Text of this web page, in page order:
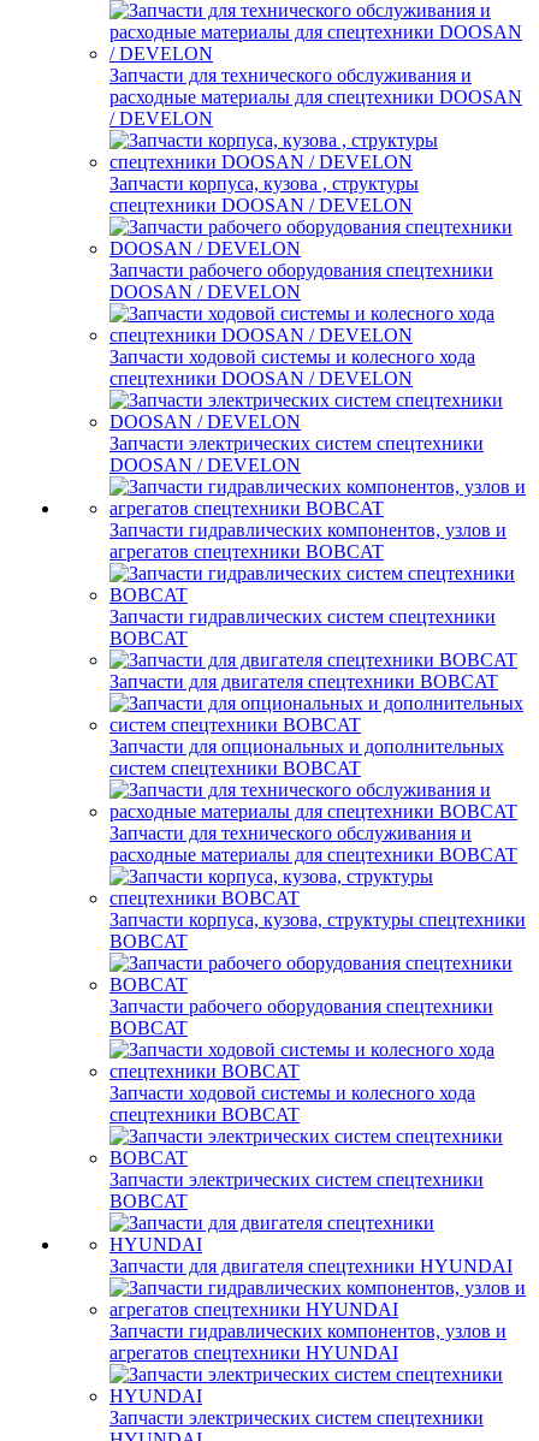
Запчасти для технического обслуживания и
расходные материалы для спецтехники DOOSAN
/ DEVELON
Запчасти корпуса, кузова , структуры
спецтехники DOOSAN / DEVELON
Запчасти рабочего оборудования спецтехники
DOOSAN / DEVELON
Запчасти ходовой системы и колесного хода
спецтехники DOOSAN / DEVELON
Запчасти электрических систем спецтехники
DOOSAN / DEVELON
Запчасти гидравлических компонентов, узлов и
агрегатов спецтехники BOBCAT
Запчасти гидравлических систем спецтехники
BOBCAT
Запчасти для двигателя спецтехники BOBCAT
Запчасти для опциональных и дополнительных
систем спецтехники BOBCAT
Запчасти для технического обслуживания и
расходные материалы для спецтехники BOBCAT
Запчасти корпуса, кузова, структуры спецтехники
BOBCAT
Запчасти рабочего оборудования спецтехники
BOBCAT
Запчасти ходовой системы и колесного хода
спецтехники BOBCAT
Запчасти электрических систем спецтехники
BOBCAT
Запчасти для двигателя спецтехники HYUNDAI
Запчасти гидравлических компонентов, узлов и
агрегатов спецтехники HYUNDAI
Запчасти электрических систем спецтехники